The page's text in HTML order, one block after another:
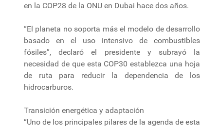
en la COP28 de la ONU en Dubai hace dos años.
“El planeta no soporta más el modelo de desarrollo
basado en el uso intensivo de combustibles
fósiles”, declaró el presidente y subrayó la
necesidad de que esta COP30 establezca una hoja
de ruta para reducir la dependencia de los
hidrocarburos.
Transición energética y adaptación
“Uno de los principales pilares de la agenda de esta